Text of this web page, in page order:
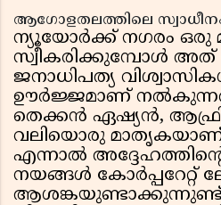
ആഗോളതലത്തിലെ
ന്യൂയോർക്ക് നഗരം ഒരു
സ്വീകരിക്കുമ്പോൾ അത്
ജനാധിപത്യ
ഊർജ്ജമാണ് നൽകുന്നത്.
തെക്കൻ ഏഷ്യൻ,
വലിയൊരു
എന്നാൽ
നയങ്ങൾ കോർപ്പറേറ്റ്